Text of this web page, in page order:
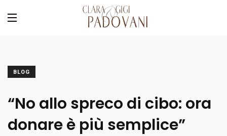
BLOG
“No allo spreco di cibo: ora
donare è più semplice”